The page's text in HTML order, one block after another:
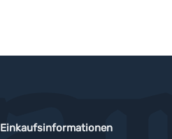
Einkaufsinformationen